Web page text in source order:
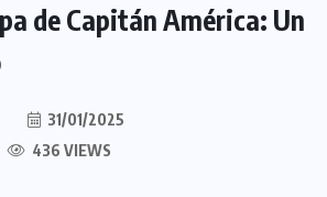
de Capitán América: Un
31/01/2025
436 VIEWS